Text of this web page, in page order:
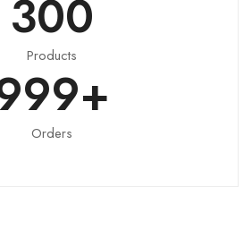
300
Products
+
Orders